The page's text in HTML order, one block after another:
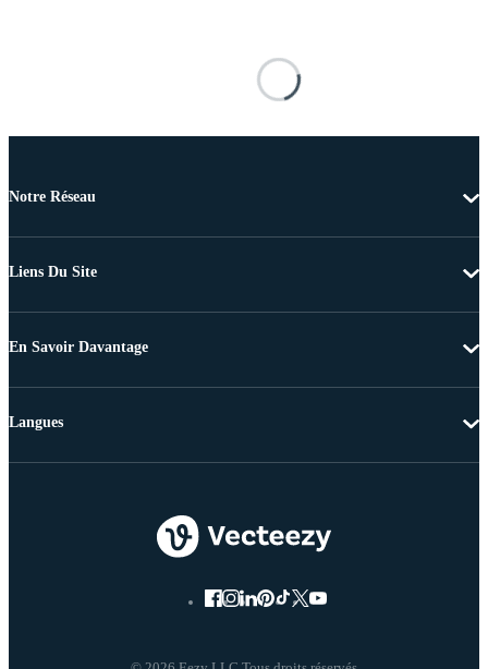
Notre Réseau
Liens Du Site
En Savoir Davantage
Langues